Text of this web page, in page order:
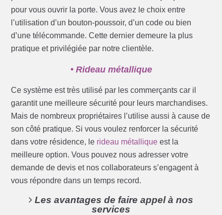
pour vous ouvrir la porte. Vous avez le choix entre
l’utilisation d’un bouton-poussoir, d’un code ou bien
d’une télécommande. Cette dernier demeure la plus
pratique et privilégiée par notre clientèle.
• Rideau métallique
Ce système est très utilisé par les commerçants car il
garantit une meilleure sécurité pour leurs marchandises.
Mais de nombreux propriétaires l’utilise aussi à cause de
son côté pratique. Si vous voulez renforcer la sécurité
dans votre résidence, le rideau métallique est la
meilleure option. Vous pouvez nous adresser votre
demande de devis et nos collaborateurs s’engagent à
vous répondre dans un temps record.
Les avantages de faire appel à nos
services